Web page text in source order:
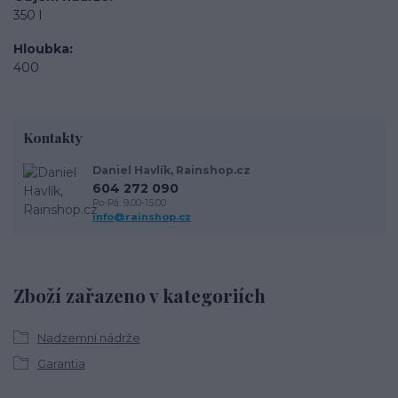
350 l
Hloubka
400
Zboží zařazeno v kategoriích
Nadzemní nádrže
Garantia
Kontakty
Daniel Havlík, Rainshop.cz
604 272 090
Po-Pá: 9.00-15.00
info@rainshop.cz